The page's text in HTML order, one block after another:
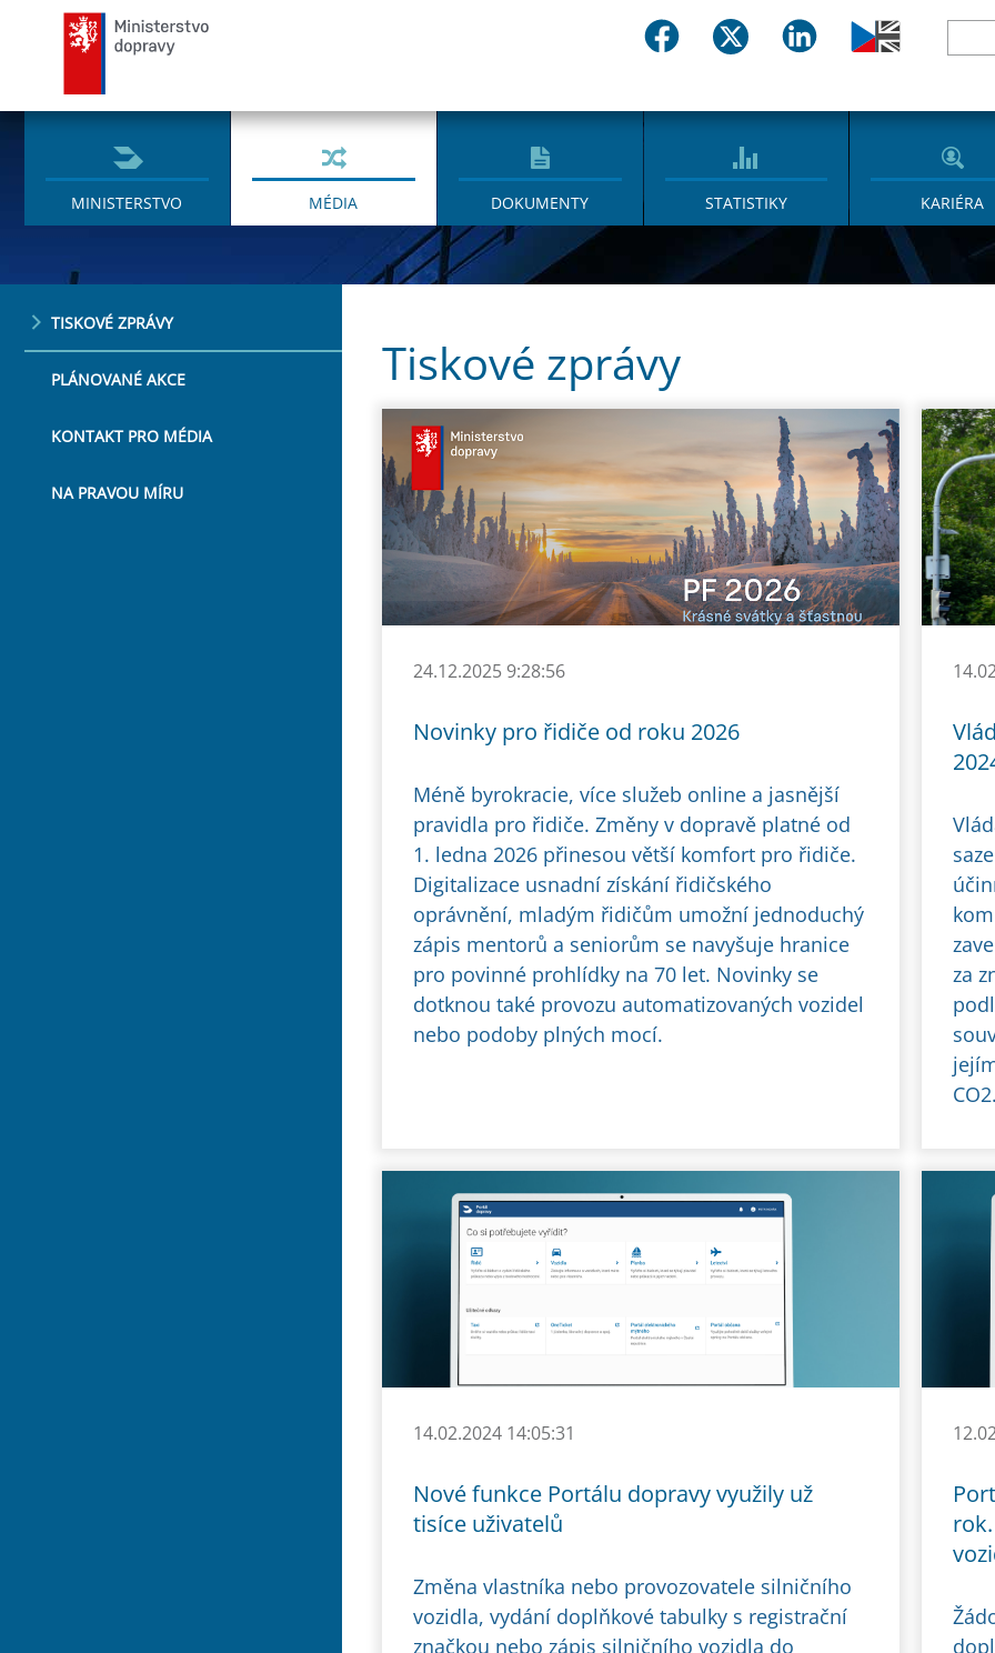
MINISTERSTVO MÉDIA DOKUMENTY STATISTIKY KARIÉRA
TISKOVÉ ZPRÁVY
PLÁNOVANÉ AKCE
KONTAKT PRO MÉDIA
NA PRAVOU MÍRU
Tiskové zprávy
24.12.2025 9:28:56
Novinky pro řidiče od roku 2026
Méně byrokracie, více služeb online a jasnější
pravidla pro řidiče. Změny v dopravě platné od
1. ledna 2026 přinesou větší komfort pro řidiče.
Digitalizace usnadní získání řidičského
oprávnění, mladým řidičům umožní jednoduchý
zápis mentorů a seniorům se navyšuje hranice
pro povinné prohlídky na 70 let. Novinky se
dotknou také provozu automatizovaných vozidel
nebo podoby plných mocí.
za
14.02.2024 14:05:31
Nové funkce Portálu dopravy využily už
tisíce uživatelů
Změna vlastníka nebo provozovatele silničního
vozidla, vydání doplňkové tabulky s registrační
značkou nebo zápis silničního vozidla do